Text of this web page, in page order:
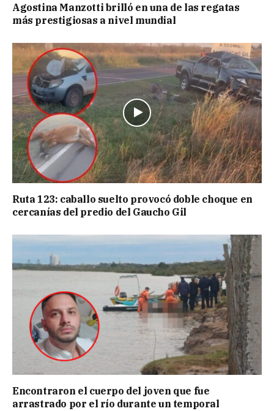
Agostina Manzotti brilló en una de las regatas
más prestigiosas a nivel mundial
Ruta 123: caballo suelto provocó doble choque en
cercanías del predio del Gaucho Gil
Encontraron el cuerpo del joven que fue
arrastrado por el río durante un temporal